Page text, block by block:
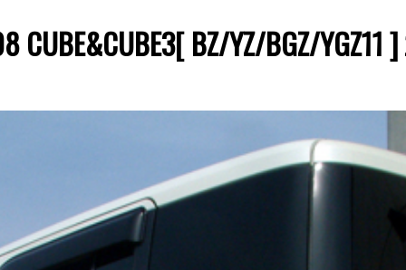
CUBE&CUBE3[ BZ/YZ/BGZ/YGZ11 ]